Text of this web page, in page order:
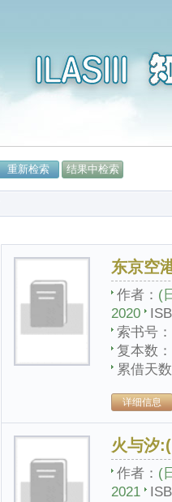
东京空
作者： (
2020
索书号：
复本数：
累借天
详细信息
火与汐
作者： (
2021